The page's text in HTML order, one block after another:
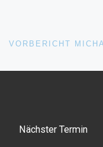
Nächster Termin